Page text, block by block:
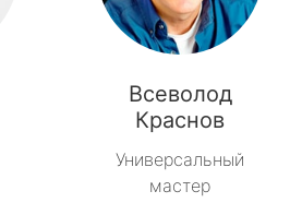
Всеволод
Краснов
Универсальный
мастер